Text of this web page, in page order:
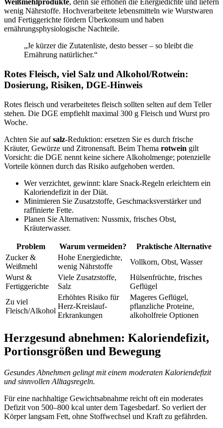
Weißmehlprodukte, denn sie erhöhen die Energiedichte und liefern
wenig Nährstoffe. Hochverarbeitete lebensmitteln wie Wurstwaren
und Fertiggerichte fördern Überkonsum und haben
ernährungsphysiologische Nachteile.
„Je kürzer die Zutatenliste, desto besser – so bleibt die
Ernährung natürlicher.“
Rotes Fleisch, viel Salz und Alkohol/Rotwein:
Dosierung, Risiken, DGE-Hinweis
Rotes fleisch und verarbeitetes fleisch sollten selten auf dem Teller
stehen. Die DGE empfiehlt maximal 300 g Fleisch und Wurst pro
Woche.
Achten Sie aufsalz-Reduktion: ersetzen Sie es durch frische
Kräuter, Gewürze und Zitronensaft. Beim Thema rotwein gilt
Vorsicht: die DGE nennt keine sichere Alkoholmenge; potenzielle
Vorteile können durch das Risiko aufgehoben werden.
Wer verzichtet, gewinnt: klare Snack-Regeln erleichtern ein
Kaloriendefizit in der Diät.
Minimieren Sie Zusatzstoffe, Geschmacksverstärker und
raffinierte Fette.
Planen Sie Alternativen: Nussmix, frisches Obst,
Kräuterwasser.
Problem Warum vermeiden?
Praktische Alternative
Zucker &
Weißmehl
Hohe Energiedichte,
wenig Nährstoffe
Vollkorn, Obst, Wasser
Wurst &
Fertiggerichte
Viele Zusatzstoffe,
Salz
Hülsenfrüchte, frisches
Geflügel
Zu viel
Fleisch/Alkohol
Erhöhtes Risiko für
Herz-Kreislauf-
Erkrankungen
Mageres Geflügel,
pflanzliche Proteine,
alkoholfreie Optionen
Herzgesund abnehmen: Kaloriendefizit,
Portionsgrößen und Bewegung
Gesundes Abnehmen gelingt mit einem moderaten Kaloriendefizit
und sinnvollen Alltagsregeln.
Für eine nachhaltige Gewichtsabnahme reicht oft ein moderates
Defizit von 500–800 kcal unter dem Tagesbedarf. So verliert der
Körper langsam Fett, ohne Stoffwechsel und Kraft zu gefährden.